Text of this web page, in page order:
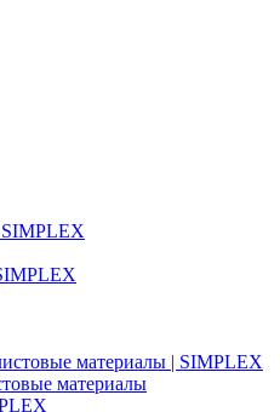
материалы